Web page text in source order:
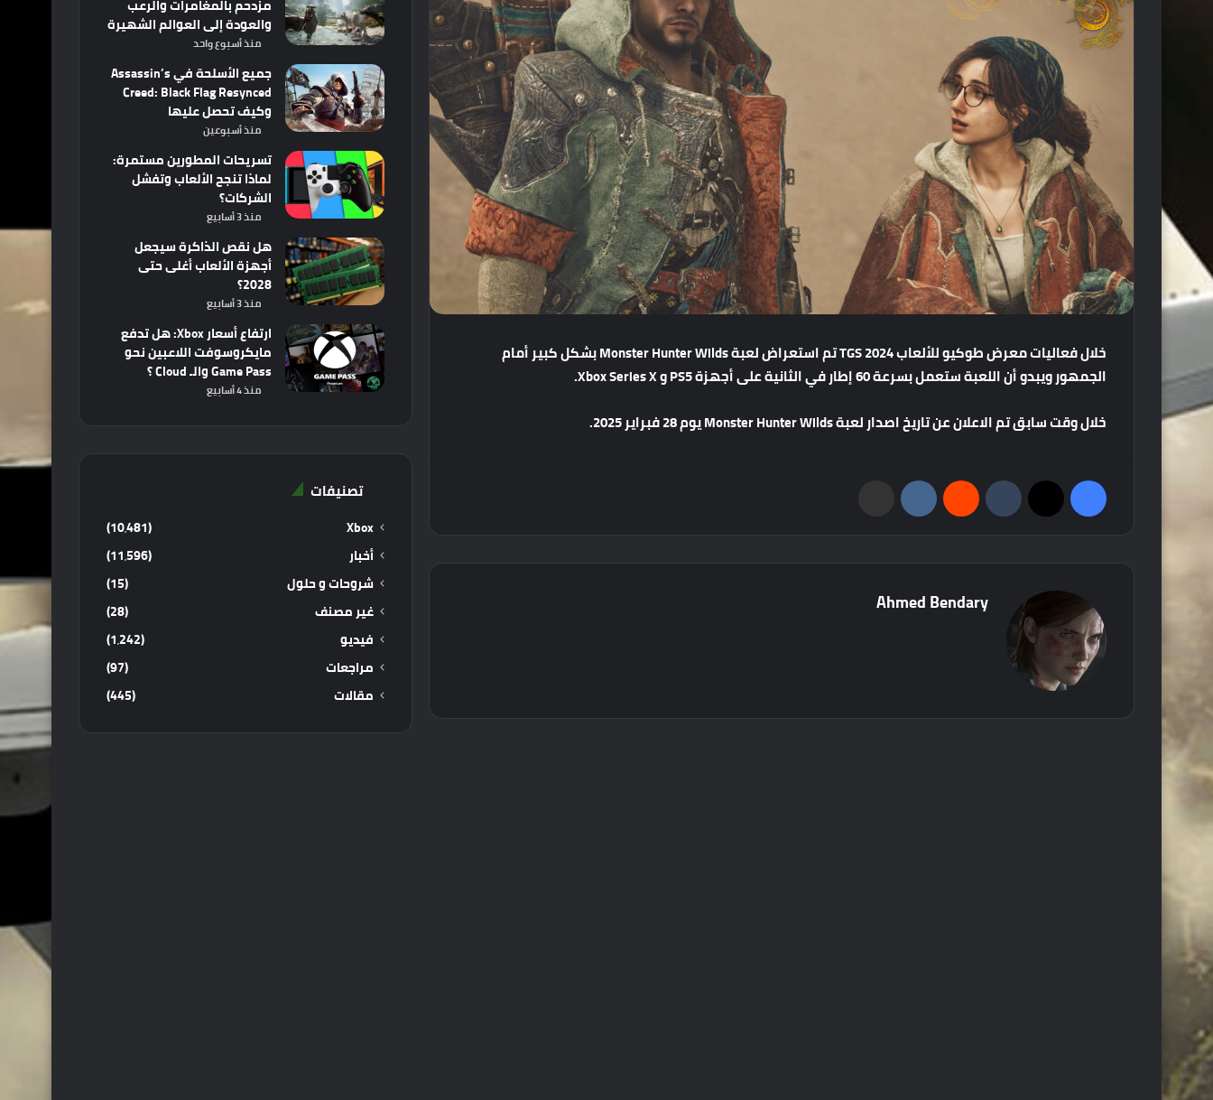
خلالفعالياتمعرضطوكيوللألعاب تماستعراضلعبةMonster Hunter Wildsبشكلكبيرأمام
الجمهورويبدوأناللعبةستعملبسرعة إطارفيالثانيةعلىأجهزة و
خلالوقتسابقتمالاعلانعنتاريخاصدارلعبة يوم فبراير
Ahmed Bendary
مزدحم بالمغامرات والرعب
والعودة إلى العوالم الشهيرة
منذ أسبوع واحد
جميع الأسلحة في Assassin’s
Creed: Black Flag Resynced
وكيف تحصل عليها
منذ أسبوعين
تسريحات المطورين مستمرة:
لماذا تنجح الألعاب وتفشل
الشركات؟
منذ 3 أسابيع
هل نقص الذاكرة سيجعل
أجهزة الألعاب أغلى حتى
2028؟
منذ 3 أسابيع
ارتفاع أسعار Xbox: هل تدفع
مايكروسوفت اللاعبين نحو
Game Pass والـ Cloud ؟
منذ 4 أسابيع
تصنيفات
Xbox
(10٬481)
أخبار
(11٬596)
شروحات و حلول
(15)
غير مصنف
(28)
فيديو
(1٬242)
مراجعات
(97)
مقالات
(445)